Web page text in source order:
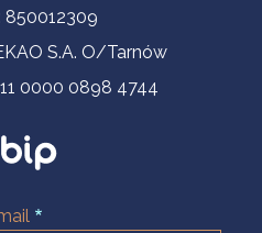
850012309
S.A. O/Tarnów
0000 0898 4744